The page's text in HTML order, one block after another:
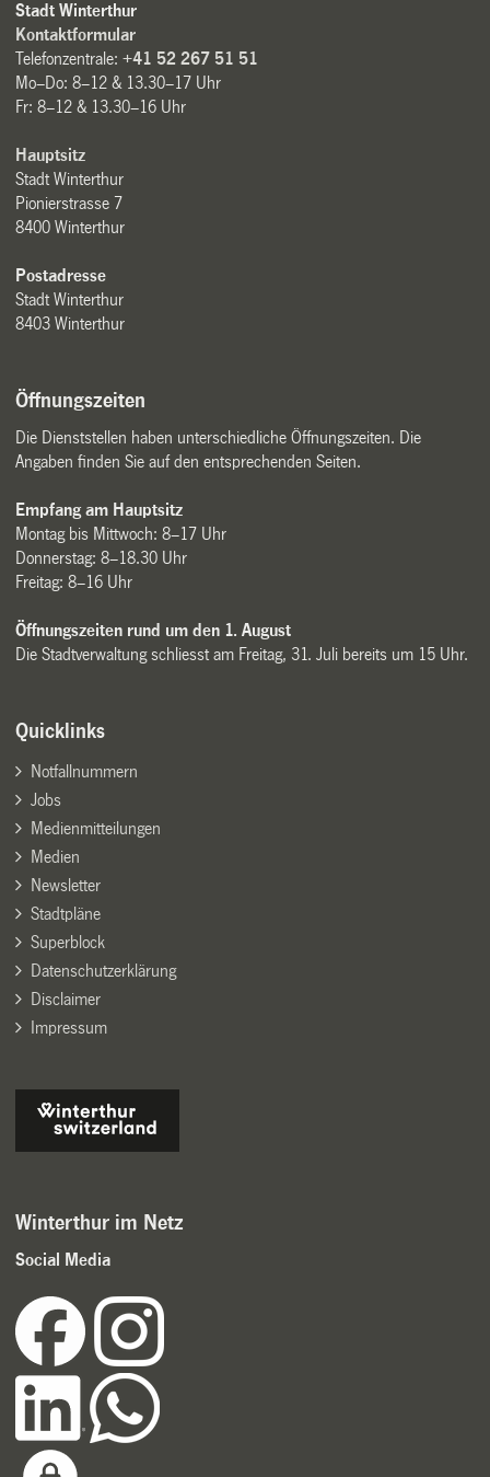
Stadt Winterthur
Kontaktformular
Telefonzentrale:+41 52 267 51 51
Mo–Do: 8–12 & 13.30–17 Uhr
Fr: 8–12 & 13.30–16 Uhr
Hauptsitz
Stadt Winterthur
Pionierstrasse 7
8400 Winterthur
Postadresse
Stadt Winterthur
8403 Winterthur
Öffnungszeiten
Die Dienststellen haben unterschiedliche Öffnungszeiten. Die
Angaben finden Sie auf den entsprechenden Seiten.
Empfang am Hauptsitz
Montag bis Mittwoch: 8–17 Uhr
Donnerstag: 8–18.30 Uhr
Freitag: 8–16 Uhr
Öffnungszeiten rund um den 1. August
Die Stadtverwaltung schliesst am Freitag, 31. Juli bereits um 15 Uhr.
Quicklinks
Notfallnummern
Jobs
Medienmitteilungen
Medien
Newsletter
Stadtpläne
Superblock
Datenschutzerklärung
Disclaimer
Impressum
Winterthur im Netz
Social Media